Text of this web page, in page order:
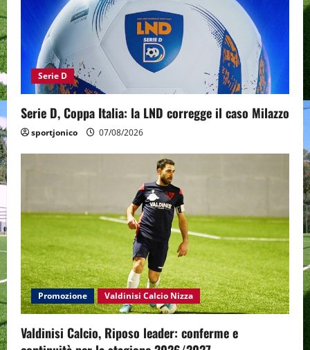
Serie D
Serie D, Coppa Italia: la LND corregge il caso Milazzo
sportjonico 07/08/2026
Promozione Valdinisi Calcio Nizza
Valdinisi Calcio, Riposo leader: conferme e